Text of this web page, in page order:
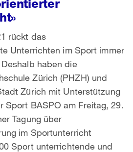
rückt das
Unterrichten im Sport immer
haben die
Zürich (PHZH) und
Zürich mit Unterstützung
Sport BASPO am Freitag, 29.
Tagung über
im Sportunterricht
Sport unterrichtende und